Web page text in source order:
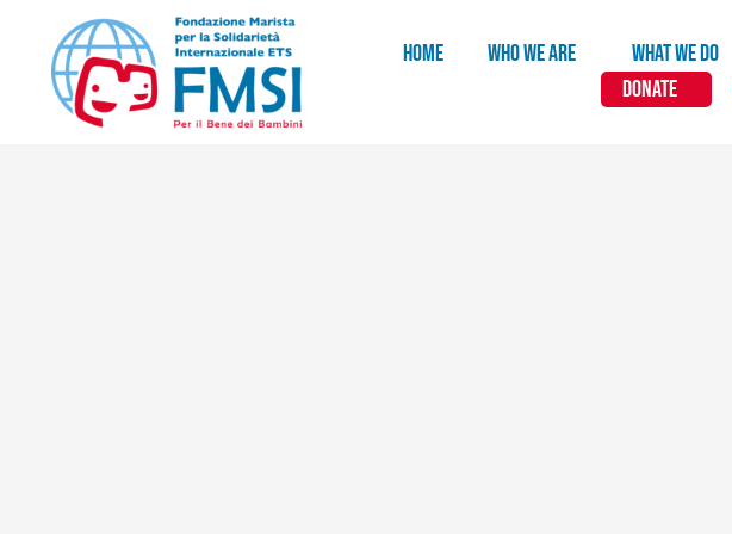
HOME WHO WE ARE WHAT WE DO
DONATE